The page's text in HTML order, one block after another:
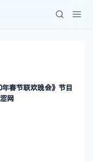
春节联欢晚会》节目
网